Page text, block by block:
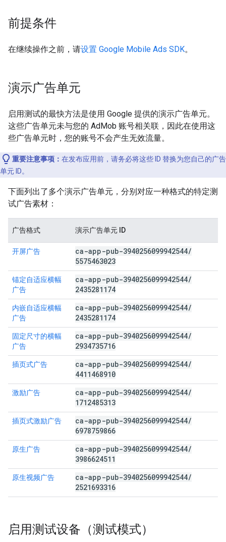
前提条件
在继续操作之前，请设置 Google Mobile Ads SDK。
演示广告单元
启用测试的最快方法是使用 Google 提供的演示广告单元。
这些广告单元未与您的 AdMob 账号相关联，因此在使用这
些广告单元时，您的账号不会产生无效流量。
重要注意事项： 在发布应用前，请务必将这些 ID 替换为您自己的广告
单元 ID。
下面列出了多个演示广告单元，分别对应一种格式的特定测
试广告素材：
广告格式 演示广告单元 ID
开屏广告 ca-app-pub-3940256099942544/
5575463023
锚定自适应横幅
广告
ca-app-pub-3940256099942544/
2435281174
内嵌自适应横幅
广告
ca-app-pub-3940256099942544/
2435281174
固定尺寸的横幅
广告
ca-app-pub-3940256099942544/
2934735716
插页式广告 ca-app-pub-3940256099942544/
4411468910
激励广告 ca-app-pub-3940256099942544/
1712485313
插页式激励广告 ca-app-pub-3940256099942544/
6978759866
原生广告 ca-app-pub-3940256099942544/
3986624511
原生视频广告 ca-app-pub-3940256099942544/
2521693316
启用测试设备（测试模式）